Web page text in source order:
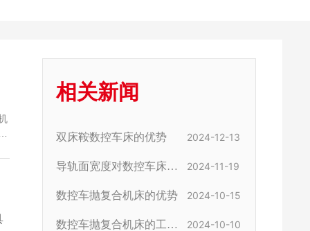
相关新闻
双床鞍数控车床的优势 2024-12-13
导轨面宽度对数控车床有
哪些影响
2024-11-19
数控车抛复合机床的优势 2024-10-15
数控车抛复合机床的工作
2024-10-10